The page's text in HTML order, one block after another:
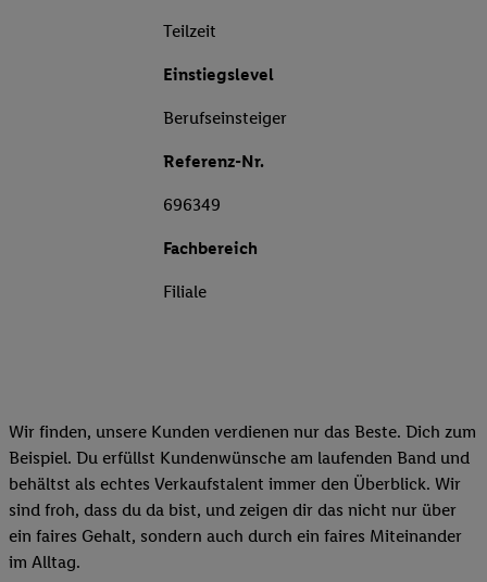
Teilzeit
Einstiegslevel
Berufseinsteiger
Referenz-Nr.
696349
Fachbereich
Filiale
Wir finden, unsere Kunden verdienen nur das Beste. Dich zum
Beispiel. Du erfüllst Kundenwünsche am laufenden Band und
behältst als echtes Verkaufstalent immer den Überblick. Wir
sind froh, dass du da bist, und zeigen dir das nicht nur über
ein faires Gehalt, sondern auch durch ein faires Miteinander
im Alltag.